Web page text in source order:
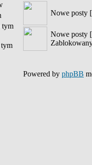
Nowe posty
Nowe posty [
Powered by phpBB